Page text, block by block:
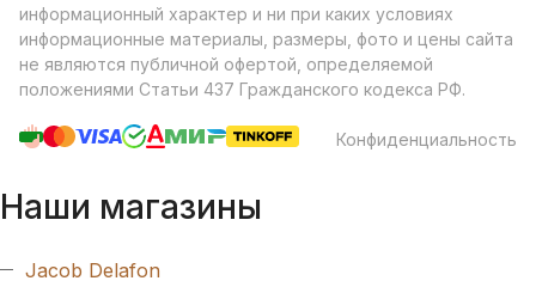
информационный характер и ни при каких условиях
информационные материалы, размеры, фото и цены сайта
не являются публичной офертой, определяемой
положениями Статьи 437 Гражданского кодекса РФ.
Конфиденциальность
Наши магазины
Jacob Delafon